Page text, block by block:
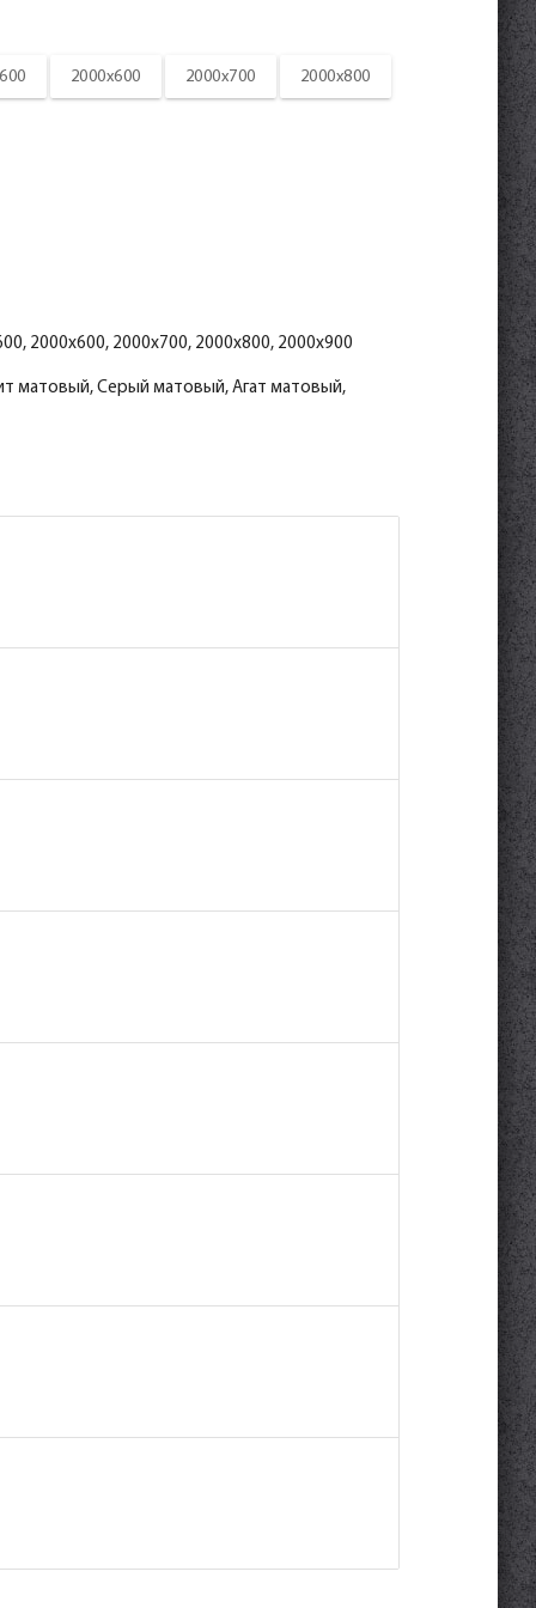
2000x600 2000x700 2000x800
2000x600, 2000x700, 2000x800, 2000x900
матовый, Серый матовый, Агат матовый,